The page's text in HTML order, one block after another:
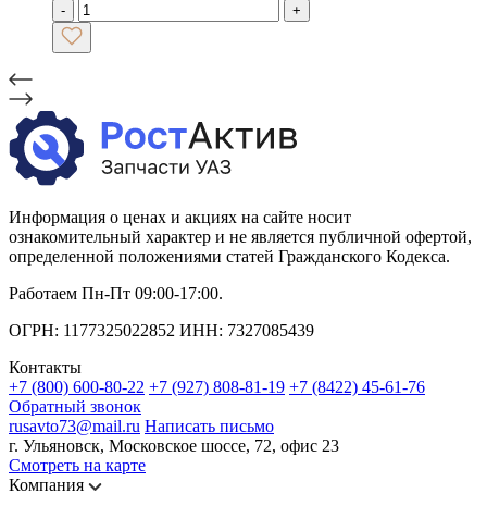
-
+
Информация о ценах и акциях на сайте носит
ознакомительный характер и не является публичной офертой,
определенной положениями статей Гражданского Кодекса.
Работаем Пн-Пт 09:00-17:00.
ОГРН: 1177325022852 ИНН: 7327085439
Контакты
+7 (800) 600-80-22 +7 (927) 808-81-19 +7 (8422) 45-61-76
Обратный звонок
rusavto73@mail.ru Написать письмо
г. Ульяновск, Московское шоссе, 72, офис 23
Смотреть на карте
Компания